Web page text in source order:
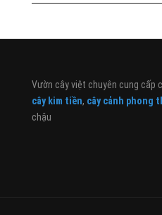
Vườn cây việt chuyên cung cấp
cây kim tiền, cây cảnh phong
chậu